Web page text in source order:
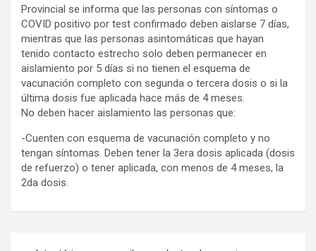
Provincial se informa que las personas con síntomas o
COVID positivo por test confirmado deben aislarse 7 días,
mientras que las personas asintomáticas que hayan
tenido contacto estrecho solo deben permanecer en
aislamiento por 5 días si no tienen el esquema de
vacunación completo con segunda o tercera dosis o si la
última dosis fue aplicada hace más de 4 meses.
No deben hacer aislamiento las personas que:
-Cuenten con esquema de vacunación completo y no
tengan síntomas. Deben tener la 3era dosis aplicada (dosis
de refuerzo) o tener aplicada, con menos de 4 meses, la
2da dosis.